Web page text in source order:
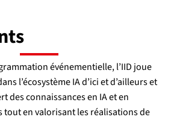
événementielle, l’IID joue
l’écosystème IA d’ici et d’ailleurs et
des connaissances en IA et en
tout en valorisant les réalisations de